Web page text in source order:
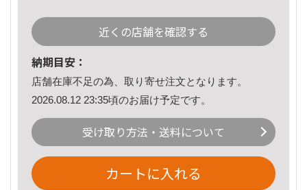
近くの店舗を確認する
納期目安：
店舗在庫不足の為、取り寄せ注文となります。
2026.08.12 23:35頃のお届け予定です。
受け取り方法・送料について
カートに入れる